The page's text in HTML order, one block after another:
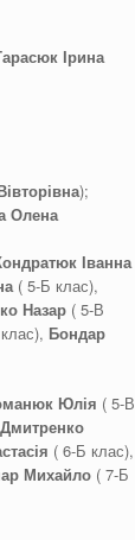
Ірина
);
Олена
Іванна
( 5-Б клас),
Назар( 5-В
Бондар
Юлія ( 5-В
Дмитренко
( 6-Б клас),
Михайло ( 7-Б